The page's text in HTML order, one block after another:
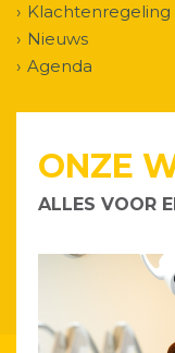
Klachtenregeling
Nieuws
Agenda
ONZE
ALLES VOOR